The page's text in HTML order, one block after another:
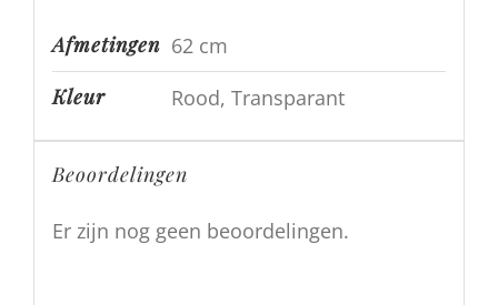
Afmetingen 62 cm
Kleur
Rood, Transparant
Beoordelingen
Er zijn nog geen beoordelingen.